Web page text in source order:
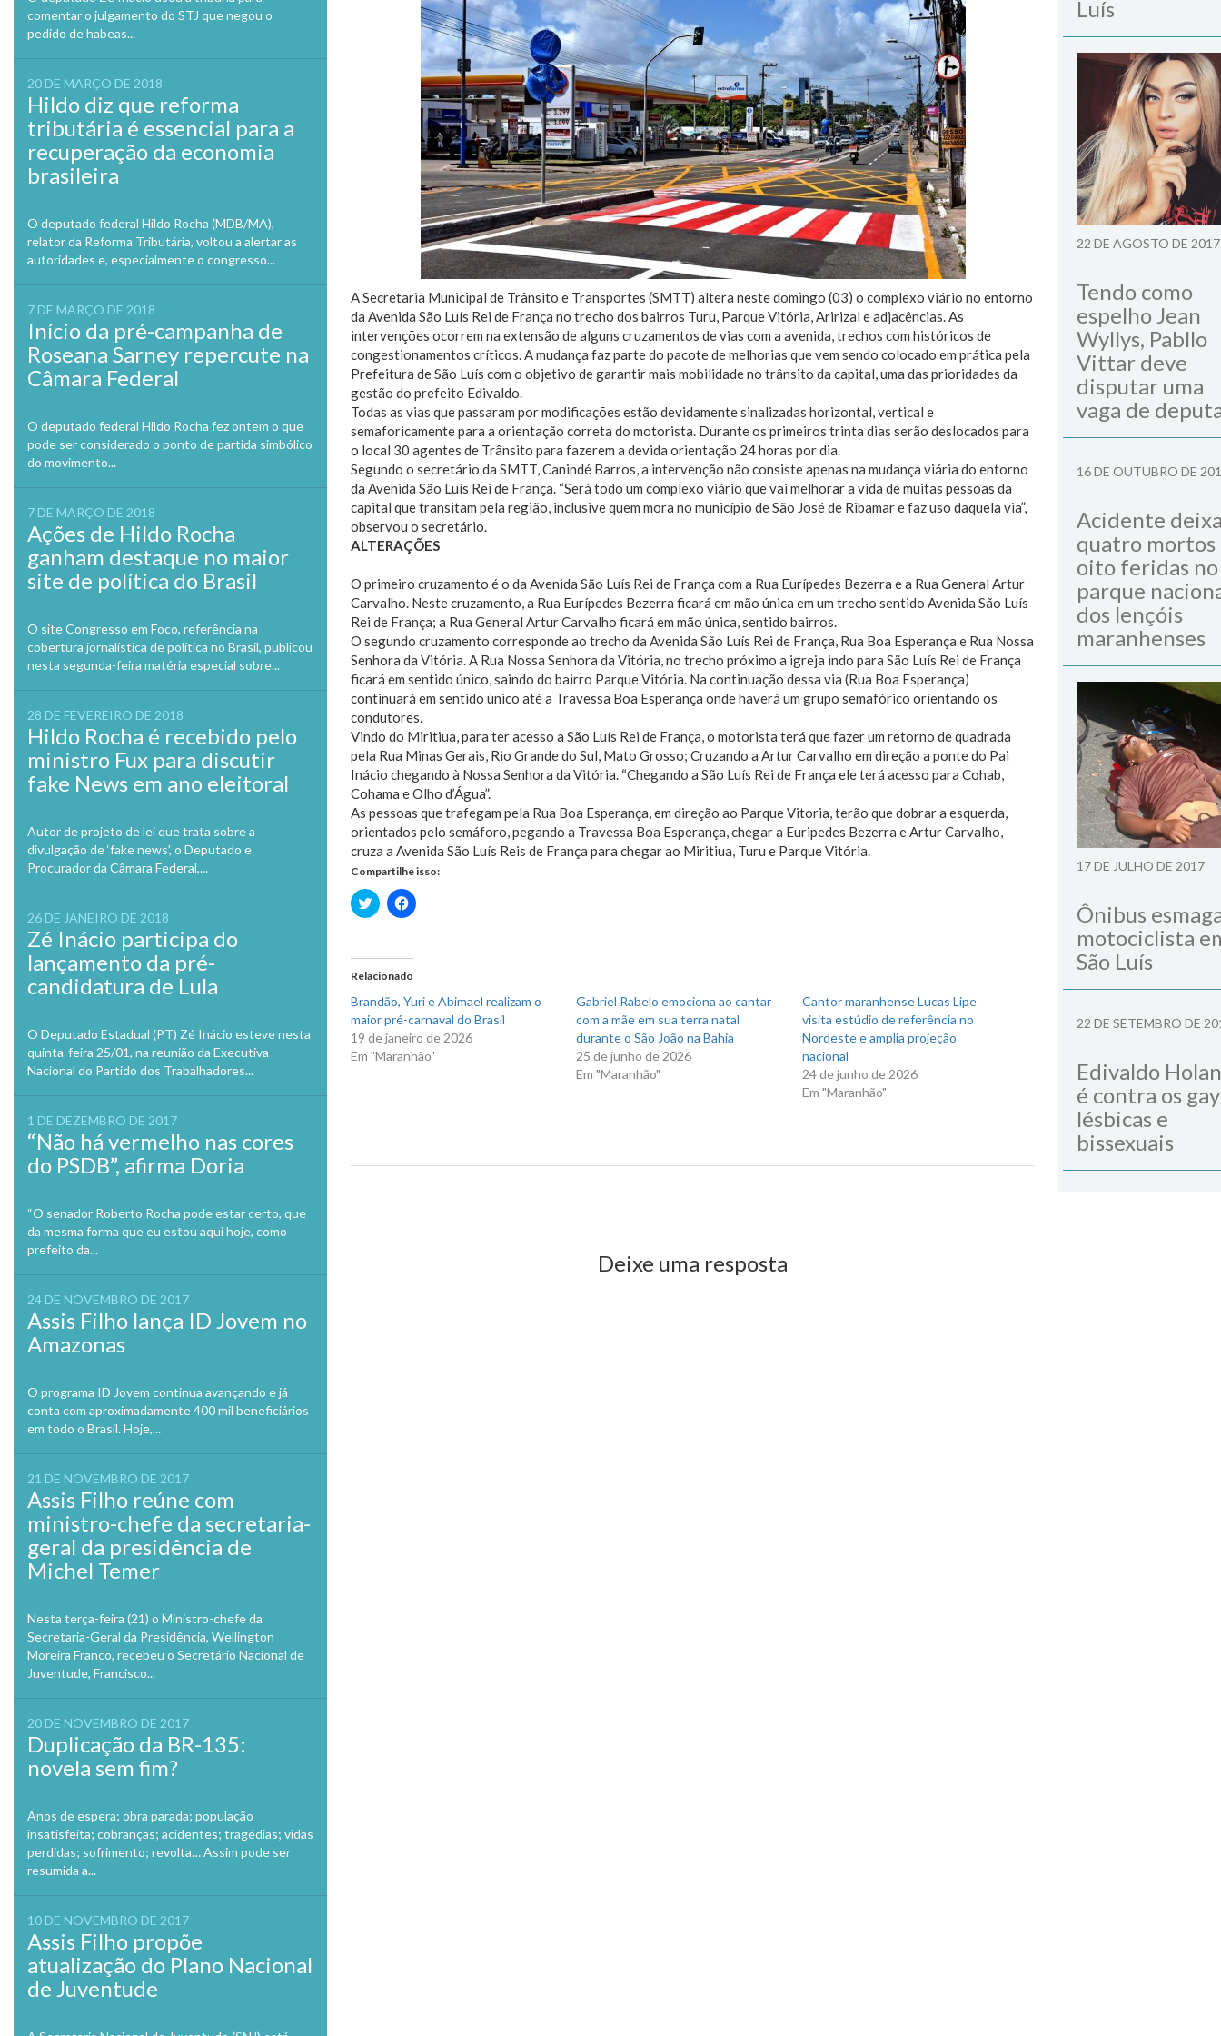
comentar o julgamento do STJ que negou o
pedido de habeas...
20 DE MARÇO DE 2018
Hildo diz que reforma
tributária é essencial para a
recuperação da economia
brasileira
O deputado federal Hildo Rocha (MDB/MA),
relator da Reforma Tributária, voltou a alertar as
autoridades e, especialmente o congresso...
7 DE MARÇO DE 2018
Início da pré-campanha de
Roseana Sarney repercute na
Câmara Federal
O deputado federal Hildo Rocha fez ontem o que
pode ser considerado o ponto de partida simbólico
do movimento...
7 DE MARÇO DE 2018
Ações de Hildo Rocha
ganham destaque no maior
site de política do Brasil
O site Congresso em Foco, referência na
cobertura jornalística de política no Brasil, publicou
nesta segunda-feira matéria especial sobre...
28 DE FEVEREIRO DE 2018
Hildo Rocha é recebido pelo
ministro Fux para discutir
fake News em ano eleitoral
Autor de projeto de lei que trata sobre a
divulgação de ‘fake news’, o Deputado e
Procurador da Câmara Federal,...
26 DE JANEIRO DE 2018
Zé Inácio participa do
lançamento da pré-
candidatura de Lula
O Deputado Estadual (PT) Zé Inácio esteve nesta
quinta-feira 25/01, na reunião da Executiva
Nacional do Partido dos Trabalhadores...
1 DE DEZEMBRO DE 2017
“Não há vermelho nas cores
do PSDB”, afirma Doria
“O senador Roberto Rocha pode estar certo, que
da mesma forma que eu estou aqui hoje, como
prefeito da...
24 DE NOVEMBRO DE 2017
Assis Filho lança ID Jovem no
Amazonas
O programa ID Jovem continua avançando e já
conta com aproximadamente 400 mil beneficiários
em todo o Brasil. Hoje,...
21 DE NOVEMBRO DE 2017
Assis Filho reúne com
ministro-chefe da secretaria-
geral da presidência de
Michel Temer
Nesta terça-feira (21) o Ministro-chefe da
Secretaria-Geral da Presidência, Wellington
Moreira Franco, recebeu o Secretário Nacional de
Juventude, Francisco...
20 DE NOVEMBRO DE 2017
Duplicação da BR-135:
novela sem fim?
Anos de espera; obra parada; população
insatisfeita; cobranças; acidentes; tragédias; vidas
perdidas; sofrimento; revolta… Assim pode ser
resumida a...
10 DE NOVEMBRO DE 2017
Assis Filho propõe
atualização do Plano Nacional
de Juventude
A Secretaria Municipal de Trânsito e Transportes (SMTT) altera neste domingo (03) o complexo viário no entorno
da Avenida São Luís Rei de França no trecho dos bairros Turu, Parque Vitória, Aririzal e adjacências. As
intervenções ocorrem na extensão de alguns cruzamentos de vias com a avenida, trechos com históricos de
congestionamentos críticos. A mudança faz parte do pacote de melhorias que vem sendo colocado em prática pela
Prefeitura de São Luís com o objetivo de garantir mais mobilidade no trânsito da capital, uma das prioridades da
gestão do prefeito Edivaldo.
Todas as vias que passaram por modificações estão devidamente sinalizadas horizontal, vertical e
semaforicamente para a orientação correta do motorista. Durante os primeiros trinta dias serão deslocados para
o local 30 agentes de Trânsito para fazerem a devida orientação 24 horas por dia.
Segundo o secretário da SMTT, Canindé Barros, a intervenção não consiste apenas na mudança viária do entorno
da Avenida São Luís Rei de França. “Será todo um complexo viário que vai melhorar a vida de muitas pessoas da
capital que transitam pela região, inclusive quem mora no município de São José de Ribamar e faz uso daquela via”,
observou o secretário.
ALTERAÇÕES
O primeiro cruzamento é o da Avenida São Luís Rei de França com a Rua Eurípedes Bezerra e a Rua General Artur
Carvalho. Neste cruzamento, a Rua Eurípedes Bezerra ficará em mão única em um trecho sentido Avenida São Luís
Rei de França; a Rua General Artur Carvalho ficará em mão única, sentido bairros.
O segundo cruzamento corresponde ao trecho da Avenida São Luís Rei de França, Rua Boa Esperança e Rua Nossa
Senhora da Vitória. A Rua Nossa Senhora da Vitória, no trecho próximo a igreja indo para São Luís Rei de França
ficará em sentido único, saindo do bairro Parque Vitória. Na continuação dessa via (Rua Boa Esperança)
continuará em sentido único até a Travessa Boa Esperança onde haverá um grupo semafórico orientando os
condutores.
Vindo do Miritiua, para ter acesso a São Luís Rei de França, o motorista terá que fazer um retorno de quadrada
pela Rua Minas Gerais, Rio Grande do Sul, Mato Grosso; Cruzando a Artur Carvalho em direção a ponte do Pai
Inácio chegando à Nossa Senhora da Vitória. “Chegando a São Luís Rei de França ele terá acesso para Cohab,
Cohama e Olho d’Água”.
As pessoas que trafegam pela Rua Boa Esperança, em direção ao Parque Vitoria, terão que dobrar a esquerda,
orientados pelo semáforo, pegando a Travessa Boa Esperança, chegar a Euripedes Bezerra e Artur Carvalho,
cruza a Avenida São Luís Reis de França para chegar ao Miritiua, Turu e Parque Vitória.
Compartilhe isso:
Clique
para
em
nova
janela)
Clique
para
em
nova
janela)
Relacionado
Brandão, Yuri e Abimael realizam o
maior pré-carnaval do Brasil
19 de janeiro de 2026
Em "Maranhão"
Gabriel Rabelo emociona ao cantar
com a mãe em sua terra natal
durante o São João na Bahia
25 de junho de 2026
Em "Maranhão"
Cantor maranhense Lucas Lipe
visita estúdio de referência no
Nordeste e amplia projeção
nacional
24 de junho de 2026
Em "Maranhão"
Deixe uma resposta
Luís
22 DE AGOSTO DE 2017
Tendo como
espelho Jean
Wyllys, Pabllo
Vittar deve
disputar uma
vaga de
16 DE OUTUBRO DE
Acidente
quatro mortos
oito feridas no
parque
dos lençóis
maranhenses
17 DE JULHO DE 2017
Ônibus
motociclista
São Luís
22 DE SETEMBRO DE
Edivaldo
é contra os
lésbicas e
bissexuais